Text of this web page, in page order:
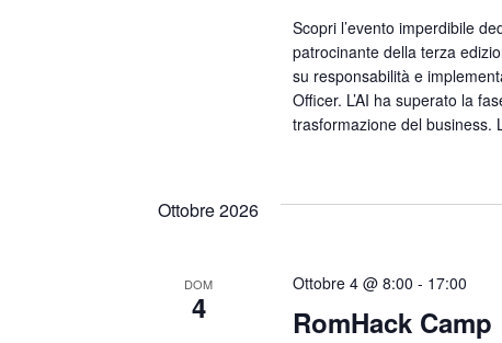
Scopri l’evento imperdibile
patrocinante della terza
su responsabilità e
Officer. L’AI ha superato la
trasformazione del
Ottobre 2026
DOM
4 RomHack Camp
Ottobre 4 @ 8:00 - 17:00